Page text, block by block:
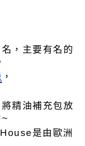
，主要有名的
，
精油補充包放
是由歐洲